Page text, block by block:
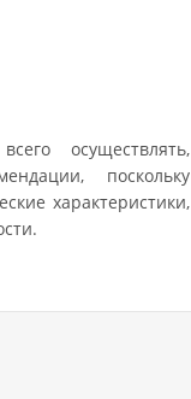
осуществлять,
поскольку
характеристики,